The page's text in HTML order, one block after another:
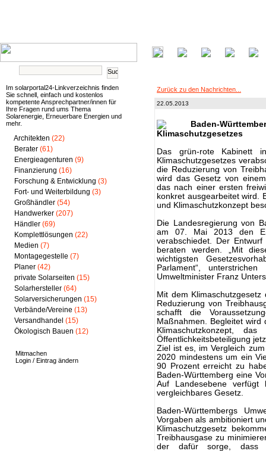
Im solarportal24-Linkverzeichnis finden
Sie schnell, einfach und kostenlos
kompetente Ansprechpartner/innen für
Ihre Fragen rund ums Thema
Solarenergie, Erneuerbare Energien und
mehr.
Architekten (22)
Berater (61)
Energieagenturen (9)
Finanzierung (16)
Forschung & Entwicklung (3)
Fort- und Weiterbildung (3)
Großhändler (54)
Handwerker (207)
Händler (69)
Komplettlösungen (22)
Medien (7)
Montagegestelle (7)
Planer (42)
private Solarseiten (15)
Solarhersteller (64)
Solarversicherungen (15)
Verbände/Vereine (13)
Versandhandel (15)
Ökologisch Bauen (12)
Mitmachen
Login / Eintrag ändern
Zurück zu den Nachrichten...
22.05.2013
Baden-
Klimaschutzgesetzes
Das grün-rote Kabinett
Klimaschutzgesetzes
die Reduzierung von
wird das Gesetz von
das nach einer ersten
konkret ausgearbeitet wird.
und Klimaschutzkonzept
Die Landesregierung von
am 07. Mai 2013 den
verabschiedet. Der
beraten werden. „Mit
wichtigsten
Parlament“,
Umweltminister Franz
Mit dem
Reduzierung von
schafft die
Maßnahmen. Begleitet
Klimaschutzkonzept,
Öffentlichkeitsbeteiligung
Ziel ist es, im Vergleich
2020 mindestens um ein
90 Prozent erreicht zu
Baden-Württemberg eine
Auf Landesebene verfügt
vergleichbares Gesetz.
Baden-Württembergs
Vorgaben als ambitioniert
Klimaschutzgesetz
Treibhausgase zu
der dafür sorge, dass